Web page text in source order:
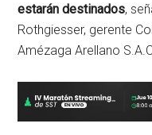
estarán destinados,
Rothgiesser, gerente
Amézaga Arellano